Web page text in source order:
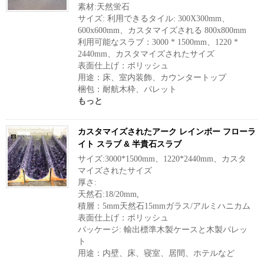
素材:天然蛍石
サイズ: 利用できるタイル: 300X300mm、
600x600mm、カスタマイズされる 800x800mm
利用可能なスラブ：3000 * 1500mm、1220 *
2440mm、カスタマイズされたサイズ
表面仕上げ：ポリッシュ
用途：床、室内装飾、カウンタートップ
梱包：耐航木枠、パレット
もっと
カスタマイズされたアーク レインボー フローラ
イト スラブ & 半貴石スラブ
サイズ:3000*1500mm、1220*2440mm、カスタ
マイズされたサイズ
厚さ:
天然石:18/20mm,
積層：5mm天然石15mmガラス/アルミハニカム
表面仕上げ：ポリッシュ
パッケージ: 輸出標準木製ケースと木製パレッ
ト
用途：内壁、床、寝室、居間、ホテルなど